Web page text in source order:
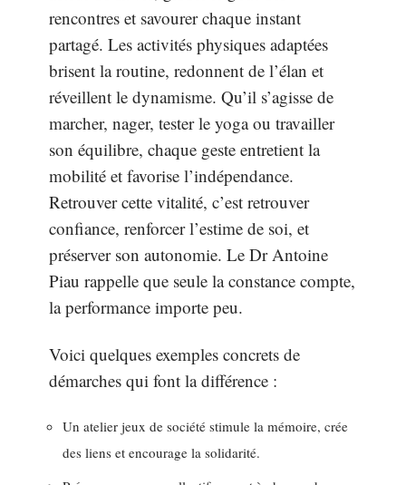
rencontres et savourer chaque instant
partagé. Les activités physiques adaptées
brisent la routine, redonnent de l’élan et
réveillent le dynamisme. Qu’il s’agisse de
marcher, nager, tester le yoga ou travailler
son équilibre, chaque geste entretient la
mobilité et favorise l’indépendance.
Retrouver cette vitalité, c’est retrouver
confiance, renforcer l’estime de soi, et
préserver son autonomie. Le Dr Antoine
Piau rappelle que seule la constance compte,
la performance importe peu.
Voici quelques exemples concrets de
démarches qui font la différence :
Un atelier jeux de société stimule la mémoire, crée
des liens et encourage la solidarité.